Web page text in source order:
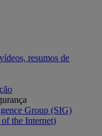
resumos de
Group (SIG)
the Internet)